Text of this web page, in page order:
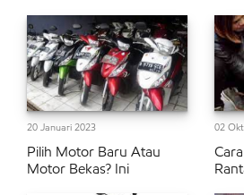
20 Januari 2023
Pilih Motor Baru Atau
Motor Bekas? Ini
02